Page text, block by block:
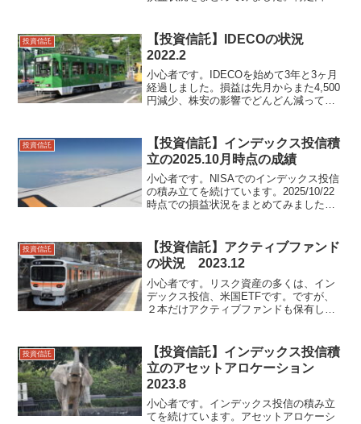
+40.37% 先月が+35.12%だったの...
投資信託
【投資信託】IDECOの状況
2022.2
小心者です。IDECOを始めて3年と3ヶ月
経過しました。損益は先月からまた4,500
円減少、株安の影響でどんどん減ってい
DCから移管した分で、こちらは絶対に減
らしたく...
投資信託
【投資信託】インデックス投信積
立の2025.10月時点の成績
小心者です。NISAでのインデックス投信
の積み立てを続けています。2025/10/22
時点での損益状況をまとめてみました。
資枠分 +20.43%NISA ...
投資信託
【投資信託】アクティブファンド
の状況 2023.12
小心者です。リスク資産の多くは、イン
デックス投信、米国ETFです。ですが、
２本だけアクティブファンドも保有して
ートナーズ＞長期厳選投資 おおぶね現
在の状況を確認してみま...
投資信託
【投資信託】インデックス投信積
立のアセットアロケーション
2023.8
小心者です。インデックス投信の積み立
てを続けています。アセットアロケーシ